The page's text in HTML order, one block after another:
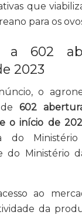
que
para os
a 602
2023
o
602
o início de
do
do Ministério
ao
da